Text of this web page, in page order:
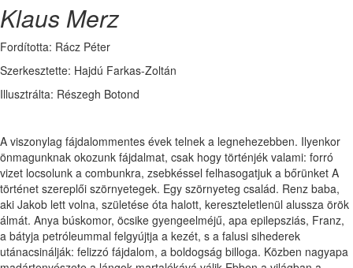
Klaus Merz
Fordította: Rácz Péter
Szerkesztette: Hajdú Farkas-Zoltán
Illusztrálta: Részegh Botond
A viszonylag fájdalommentes évek telnek a legnehezebben. Ilyenkor
önmagunknak okozunk fájdalmat, csak hogy történjék valami: forró
vizet locsolunk a combunkra, zsebkéssel felhasogatjuk a bőrünket A
történet szereplői szörnyetegek. Egy szörnyeteg család. Renz baba,
aki Jakob lett volna, születése óta halott, kereszteletlenül alussza örök
álmát. Anya búskomor, öcsike gyengeelméjű, apa epilepsziás, Franz,
a bátyja petróleummal felgyújtja a kezét, s a falusi sihederek
utánacsinálják: felizzó fájdalom, a boldogság billoga. Közben nagyapa